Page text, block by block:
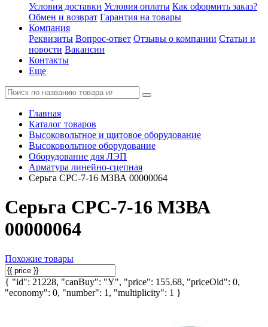
Условия доставки Условия оплаты Как оформить заказ?
Обмен и возврат Гарантия на товары
Компания
Реквизиты Вопрос-ответ Отзывы о компании Статьи и
новости Вакансии
Контакты
Еще
Главная
Каталог товаров
Высоковольтное и щитовое оборудование
Высоковольтное оборудование
Оборудование для ЛЭП
Арматура линейно-сцепная
Серьга СРС-7-16 МЗВА 00000064
Серьга СРС-7-16 МЗВА
00000064
Похожие товары
{ "id": 21228, "canBuy": "Y", "price": 155.68, "priceOld": 0,
"economy": 0, "number": 1, "multiplicity": 1 }